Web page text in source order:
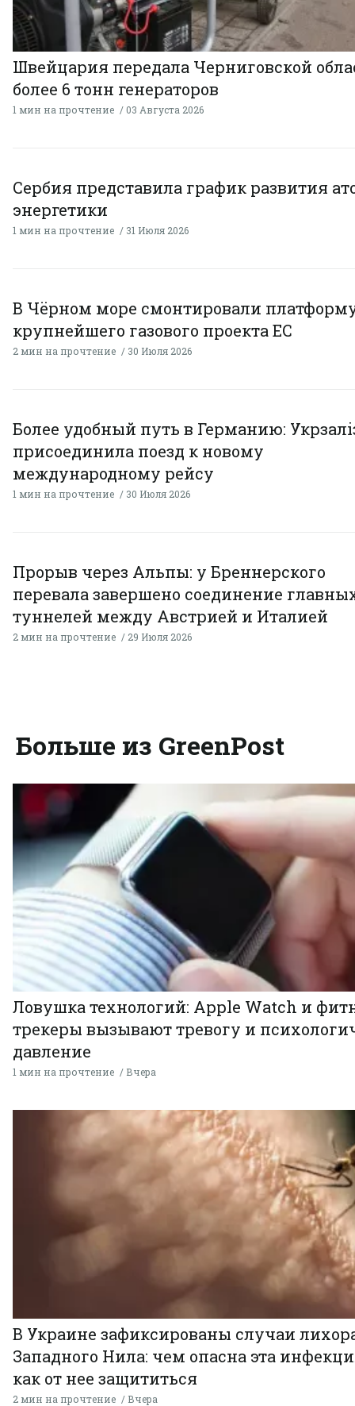
Швейцария передала Черниговской
более 6 тонн генераторов
1 мин на прочтение 03 Августа 2026
Сербия представила график развития
энергетики
1 мин на прочтение 31 Июля 2026
В Чёрном море смонтировали
крупнейшего газового проекта ЕС
2 мин на прочтение 30 Июля 2026
Более удобный путь в Германию:
присоединила поезд к новому
международному рейсу
1 мин на прочтение 30 Июля 2026
Прорыв через Альпы: у Бреннерского
перевала завершено соединение
туннелей между Австрией и Италией
2 мин на прочтение 29 Июля 2026
Больше из GreenPost
Ловушка технологий: Apple Watch и
трекеры вызывают тревогу и
давление
1 мин на прочтение Вчера
В Украине зафиксированы случаи
Западного Нила: чем опасна эта
как от нее защититься
2 мин на прочтение Вчера